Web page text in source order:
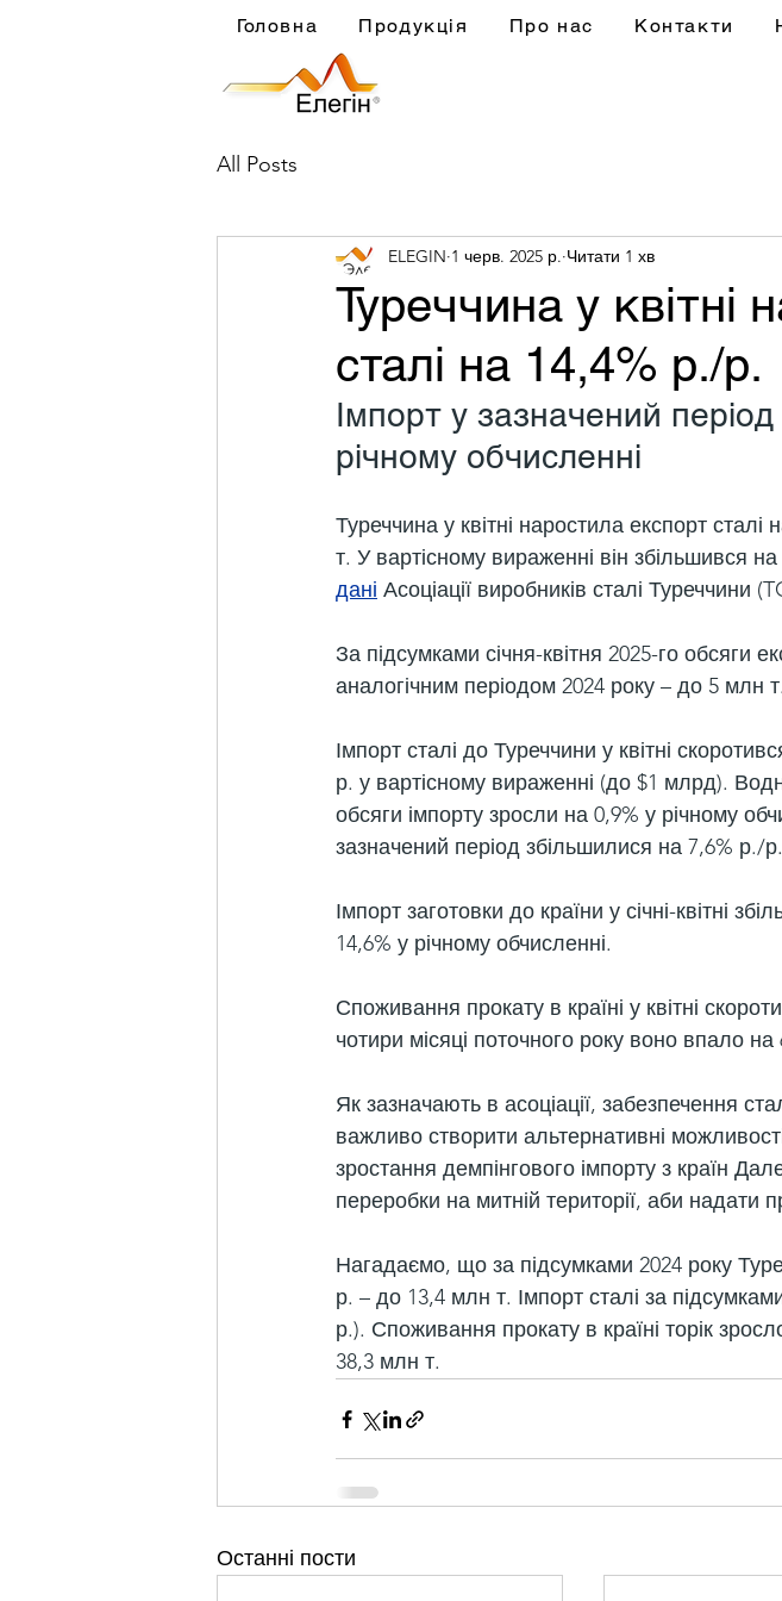
Головна Продукція Про нас Контакти
All Posts
Туреччина у квітні
сталі на 14,4% р./р.
ELEGIN 1 черв. 2025 р. Читати 1 хв
Імпорт у зазначений
річному обчисленні
Туреччина у квітні наростила експорт
т. У вартісному вираженні він збільшився
дані Асоціації виробників сталі Туреччини
За підсумками січня-квітня 2025-го обсяги
аналогічним періодом 2024 року – до 5 млн т.
Імпорт сталі до Туреччини у квітні
р. у вартісному вираженні (до $1 млрд).
обсяги імпорту зросли на 0,9% у річному
зазначений період збільшилися на 7,6% р./
Імпорт заготовки до країни у січні-квітні
14,6% у річному обчисленні.
Споживання прокату в країні у квітні
чотири місяці поточного року воно впало
Як зазначають в асоціації, забезпечення
важливо створити альтернативні
зростання демпінгового імпорту з країн
переробки на митній території, аби надати
Нагадаємо, що за підсумками 2024 року
р. – до 13,4 млн т. Імпорт сталі за
р.). Споживання прокату в країні торік
38,3 млн т.
Останні пости